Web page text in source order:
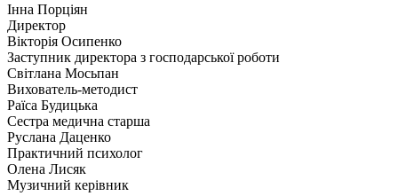
Інна Порціян
Директор
Вікторія Осипенко
Заступник директора з господарської роботи
Світлана Мосьпан
Вихователь-методист
Раїса Будицька
Сестра медична старша
Руслана Даценко
Практичний психолог
Олена Лисяк
Музичний керівник